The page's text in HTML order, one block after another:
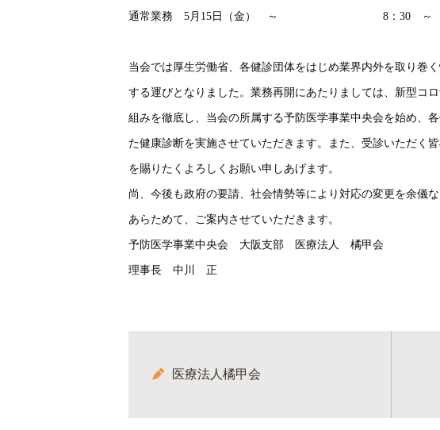
通常業務 5月15日（金） ～ 8：30 ～
以
当会では厚生労働省、各健診団体をはじめ業界内外を取り巻
する運びとなりました。業務再開にあたりましては、新型コ
組みを徹底し、当会の所属する予防医学事業中央会を始め、
た健康診断を実施させていただきます。また、受診いただく
を賜りたくよろしくお願い申しあげます。
尚、今後も政府の要請、社会情勢等により対応の変更を余儀
あらためて、ご案内させていただきます。
予防医学事業中央会 大阪支部 医療法人 橘甲会
理事長 中川 正
医療法人橘甲会